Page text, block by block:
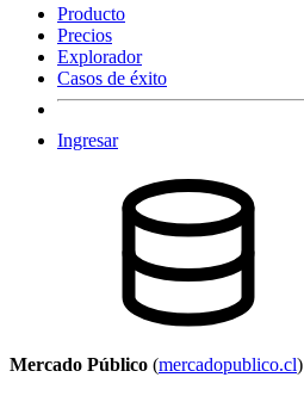
Producto
Precios
Explorador
Casos de éxito
Ingresar
Mercado Público (mercadopublico.cl)